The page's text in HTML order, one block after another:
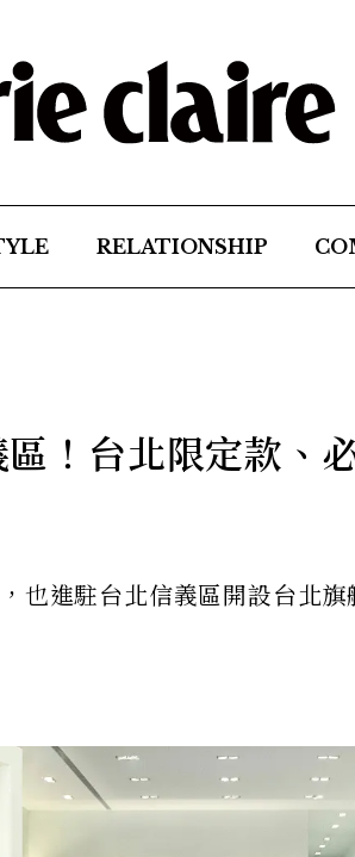
RELATIONSHIP
！台北限定款、
進駐台北信義區開設台北旗